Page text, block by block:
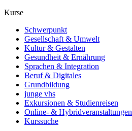
Kurse
Schwerpunkt
Gesellschaft & Umwelt
Kultur & Gestalten
Gesundheit & Ernährung
Sprachen & Integration
Beruf & Digitales
Grundbildung
junge vhs
Exkursionen & Studienreisen
Online- & Hybridveranstaltungen
Kurssuche